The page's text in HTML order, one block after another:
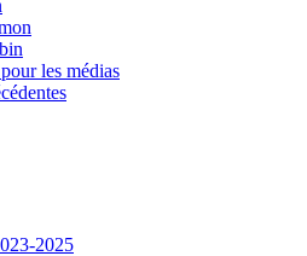
les médias
2025